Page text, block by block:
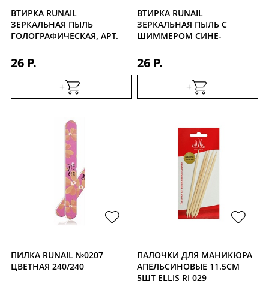
ВТИРКА RUNAIL
ЗЕРКАЛЬНАЯ ПЫЛЬ
ГОЛОГРАФИЧЕСКАЯ, АРТ.
26 Р.
+
ВТИРКА RUNAIL
ЗЕРКАЛЬНАЯ ПЫЛЬ С
ШИММЕРОМ СИНЕ-
26 Р.
+
ПИЛКА RUNAIL №0207
ЦВЕТНАЯ 240/240
ПАЛОЧКИ ДЛЯ МАНИКЮРА
АПЕЛЬСИНОВЫЕ 11.5СМ
5ШТ ELLIS RI 029